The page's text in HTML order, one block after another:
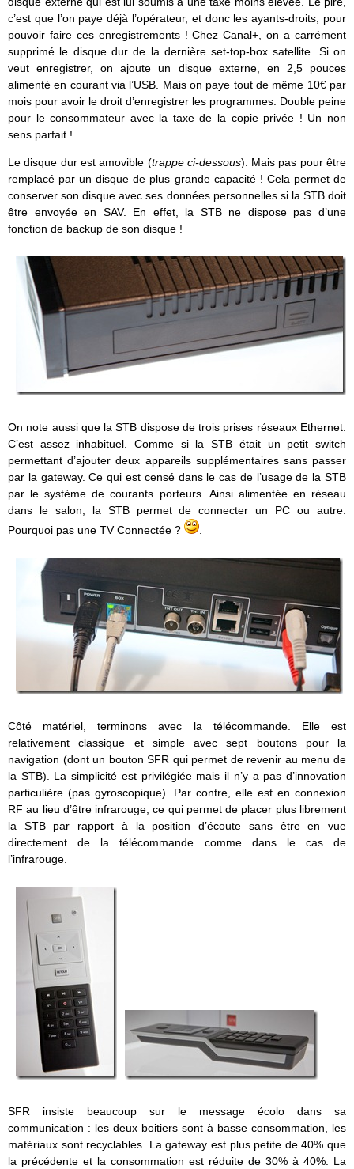
c’est que l’on paye déjà l’opérateur, et donc les ayants-droits, pour
pouvoir faire ces enregistrements ! Chez Canal+, on a carrément
supprimé le disque dur de la dernière set-top-box satellite. Si on
veut enregistrer, on ajoute un disque externe, en 2,5 pouces
alimenté en courant via l’USB. Mais on paye tout de même 10€ par
mois pour avoir le droit d’enregistrer les programmes. Double peine
pour le consommateur avec la taxe de la copie privée ! Un non
sens parfait !
Le disque dur est amovible (trappe ci-dessous). Mais pas pour être
remplacé par un disque de plus grande capacité ! Cela permet de
conserver son disque avec ses données personnelles si la STB doit
être envoyée en SAV. En effet, la STB ne dispose pas d’une
fonction de backup de son disque !
On note aussi que la STB dispose de trois prises réseaux Ethernet.
C’est assez inhabituel. Comme si la STB était un petit switch
permettant d’ajouter deux appareils supplémentaires sans passer
par la gateway. Ce qui est censé dans le cas de l’usage de la STB
par le système de courants porteurs. Ainsi alimentée en réseau
dans le salon, la STB permet de connecter un PC ou autre.
Pourquoi pas une TV Connectée ?
Côté matériel, terminons avec la télécommande. Elle est
relativement classique et simple avec sept boutons pour la
navigation (dont un bouton SFR qui permet de revenir au menu de
la STB). La simplicité est privilégiée mais il n’y a pas d’innovation
particulière (pas gyroscopique). Par contre, elle est en connexion
RF au lieu d’être infrarouge, ce qui permet de placer plus librement
la STB par rapport à la position d’écoute sans être en vue
directement de la télécommande comme dans le cas de
l’infrarouge.
SFR insiste beaucoup sur le message écolo dans sa
communication : les deux boitiers sont à basse consommation, les
matériaux sont recyclables. La gateway est plus petite de 40% que
la précédente et la consommation est réduite de 30% à 40%. La